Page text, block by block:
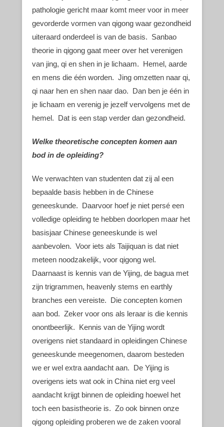
pathologie gericht maar komt meer voor in meer
gevorderde vormen van qigong waar gezondheid
uiteraard onderdeel is van de basis. Sanbao
theorie in qigong gaat meer over het verenigen
van jing, qi en shen in je lichaam. Hemel, aarde
en mens die één worden. Jing omzetten naar qi,
qi naar hen en shen naar dao. Dan ben je één in
je lichaam en verenig je jezelf vervolgens met de
hemel. Dat is een stap verder dan gezondheid.
Welke theoretische concepten komen aan
bod in de opleiding?
We verwachten van studenten dat zij al een
bepaalde basis hebben in de Chinese
geneeskunde. Daarvoor hoef je niet persé een
volledige opleiding te hebben doorlopen maar het
basisjaar Chinese geneeskunde is wel
aanbevolen. Voor iets als Taijiquan is dat niet
meteen noodzakelijk, voor qigong wel.
Daarnaast is kennis van de Yijing, de bagua met
zijn trigrammen, heavenly stems en earthly
branches een vereiste. Die concepten komen
aan bod. Zeker voor ons als leraar is die kennis
onontbeerlijk. Kennis van de Yijing wordt
overigens niet standaard in opleidingen Chinese
geneeskunde meegenomen, daarom besteden
we er wel extra aandacht aan. De Yijing is
overigens iets wat ook in China niet erg veel
aandacht krijgt binnen de opleiding hoewel het
toch een basistheorie is. Zo ook binnen onze
qigong opleiding proberen we de zaken vooral